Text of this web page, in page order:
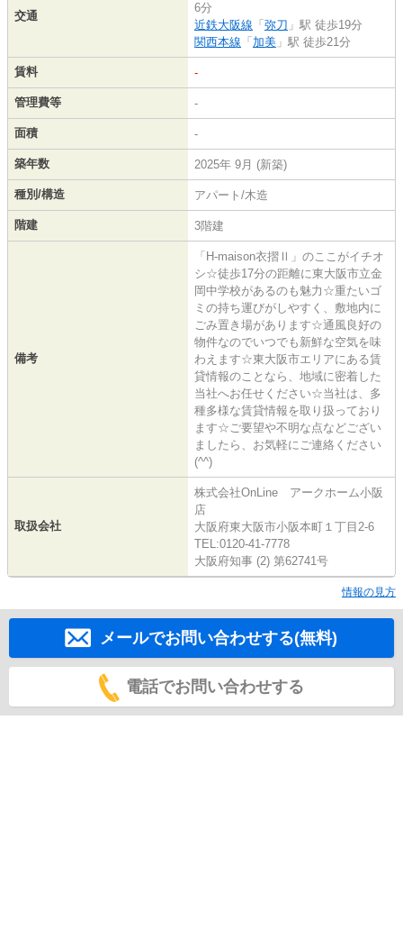
交通
6分
近鉄大阪線 「 弥刀 」駅 徒歩19分
関西本線 「 加美 」駅 徒歩21分
賃料 -
管理費等 -
面積 -
築年数 2025年 9月 (新築)
種別/構造 アパート/木造
階建 3階建
備考
「H-maison衣摺Ⅱ」のここがイチオ
シ☆徒歩17分の距離に東大阪市立金
岡中学校があるのも魅力☆重たいゴ
ミの持ち運びがしやすく、敷地内に
ごみ置き場があります☆通風良好の
物件なのでいつでも新鮮な空気を味
わえます☆東大阪市エリアにある賃
貸情報のことなら、地域に密着した
当社へお任せください☆当社は、多
種多様な賃貸情報を取り扱っており
ます☆ご要望や不明な点などござい
ましたら、お気軽にご連絡ください
(^^)
取扱会社
株式会社OnLine アークホーム小阪
店
大阪府東大阪市小阪本町１丁目2-6
TEL:0120-41-7778
大阪府知事 (2) 第62741号
情報の見方
メールでお問い合わせする(無料)
電話でお問い合わせする